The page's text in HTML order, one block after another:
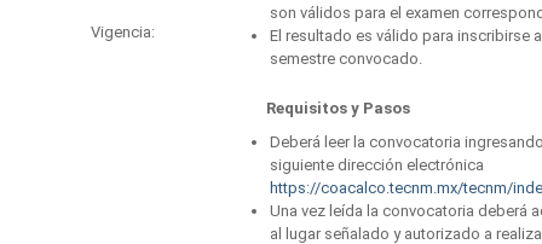
Vigencia:
son válidos para el examen
El resultado es válido para inscribirse
semestre convocado.
Requisitos y Pasos
Deberá leer la convocatoria
siguiente dirección electrónica
https://coacalco.tecnm.mx/tecnm/
Una vez leída la convocatoria deberá
al lugar señalado y autorizado a